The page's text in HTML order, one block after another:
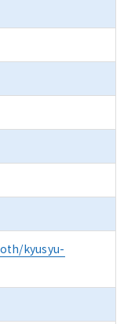
kyusyu-